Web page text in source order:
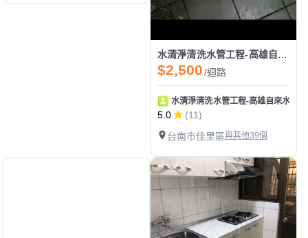
水清淨清洗水管工程-高雄自來水管清洗/高雄水塔清洗推薦/高雄熱水器除垢/高雄全戶水大塔過濾
$2,500/迴路
水清淨清洗水管工程-高雄自來水管
5.0
(11)
台南市佳里區與其他39個